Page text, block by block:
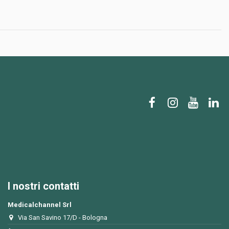
I nostri contatti
Medicalchannel Srl
Via San Savino 17/D - Bologna